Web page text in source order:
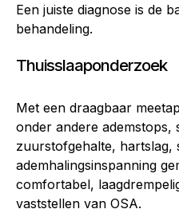
Een juiste diagnose is de
behandeling.
Thuisslaaponderzoek
Met een draagbaar
onder andere ademstops,
zuurstofgehalte, hartslag,
ademhalingsinspanning
comfortabel,
vaststellen van OSA.